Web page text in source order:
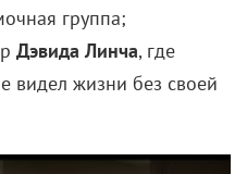
группа;
Дэвида Линча, где
видел жизни без своей